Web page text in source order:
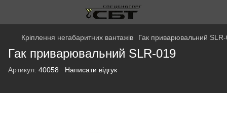
Кріплення негабаритних вантажів Гак приварювальний
Гак приварювальний SLR-019
Артикул: 40058 Написати відгук